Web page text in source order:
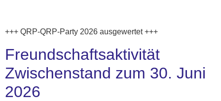
+++ QRP-QRP-Party 2026 ausgewertet +++
Freundschaftsaktivität
Zwischenstand zum 30. Juni
2026